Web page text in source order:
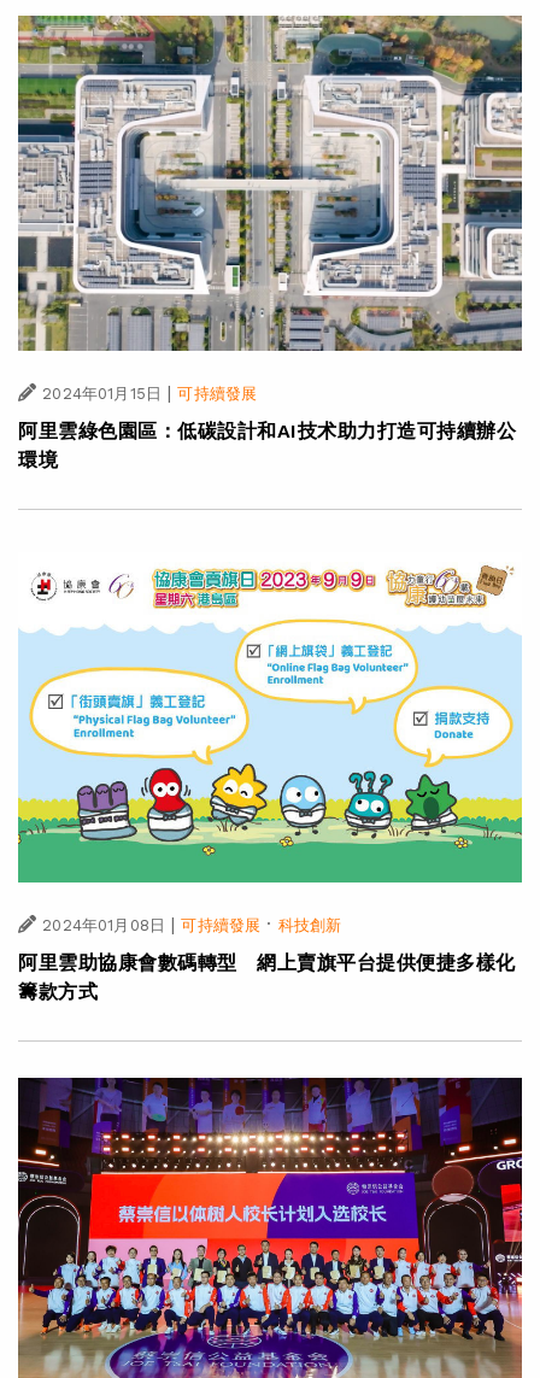
2024年01月15日 | 可持續發展
阿里雲綠色園區：低碳設計和AI技术助力打造可持續辦公
環境
2024年01月08日 | 可持續發展 · 科技創新
阿里雲助協康會數碼轉型 網上賣旗平台提供便捷多樣化
籌款方式